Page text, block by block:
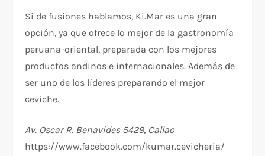
Si de fusiones hablamos, Ki.Mar es una gran
opción, ya que ofrece lo mejor de la gastronomía
peruana-oriental, preparada con los mejores
productos andinos e internacionales. Además de
ser uno de los líderes preparando el mejor
ceviche.
Av. Oscar R. Benavides 5429, Callao
https://www.facebook.com/kumar.cevicheria/